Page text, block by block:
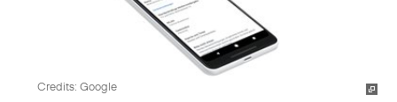
Credits: Google